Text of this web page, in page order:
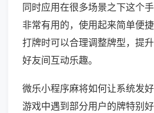
同时应用在很多场景之下这个
非常有用的，使用起来简单便
打牌时可以合理调整牌型，提
好友间互动乐趣。
微乐小程序麻将如何让系统发
游戏中遇到部分用户的牌特别